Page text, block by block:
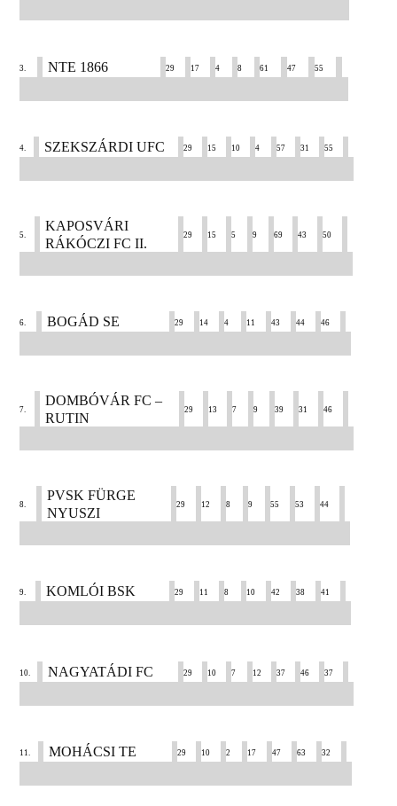
3. NTE 1866 29 17 4 8 61 47 55
4. SZEKSZÁRDI UFC 29 15 10 4 57 31 55
5.
KAPOSVÁRI
RÁKÓCZI FC II.
29 15 5 9 69 43 50
6. BOGÁD SE 29 14 4 11 43 44 46
7.
DOMBÓVÁR FC –
RUTIN
29 13 7 9 39 31 46
8.
PVSK FÜRGE
NYUSZI
29 12 8 9 55 53 44
9. KOMLÓI BSK 29 11 8 10 42 38 41
10. NAGYATÁDI FC 29 10 7 12 37 46 37
11. MOHÁCSI TE 29 10 2 17 47 63 32